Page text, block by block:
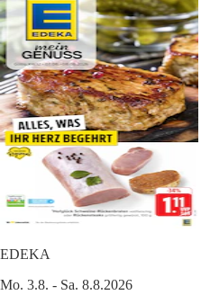
EDEKA
Mo. 3.8. - Sa. 8.8.2026